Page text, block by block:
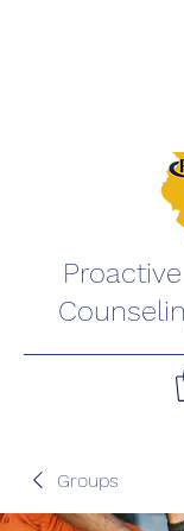
Groups